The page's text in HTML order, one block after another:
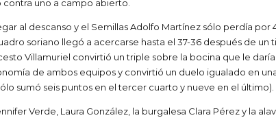
uno a campo abierto.
al descanso y el Semillas Adolfo Martínez sólo perdía
soriano llegó a acercarse hasta el 37-36 después de
Villamuriel convirtió un triple sobre la bocina que le
de ambos equipos y convirtió un duelo igualado en
sumó seis puntos en el tercer cuarto y nueve en el último).
Verde, Laura González, la burgalesa Clara Pérez y la